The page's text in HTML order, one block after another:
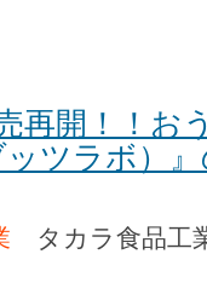
再開！！お
ッツラボ）
タカラ食品